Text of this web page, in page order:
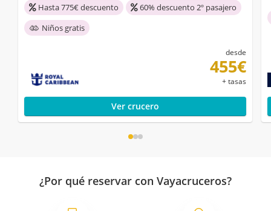
Hasta 775€ descuento
60% descuento 2º pasajero
Niños gratis
desde
455€
+ tasas
Ver crucero
¿Por qué reservar con Vayacruceros?